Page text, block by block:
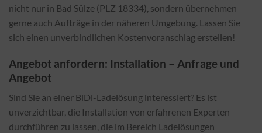
nicht nur in Bad Sülze (PLZ 18334), sondern übernehmen
gerne auch Aufträge in der näheren Umgebung. Lassen Sie
sich einen unverbindlichen Kostenvoranschlag erstellen!
Angebot anfordern: Installation – Anfrage und
Angebot
Sind Sie an einer BiDi-Ladelösung interessiert? Es ist
unverzichtbar, die Installation von erfahrenen Experten
durchführen zu lassen, die im Bereich Ladelösungen